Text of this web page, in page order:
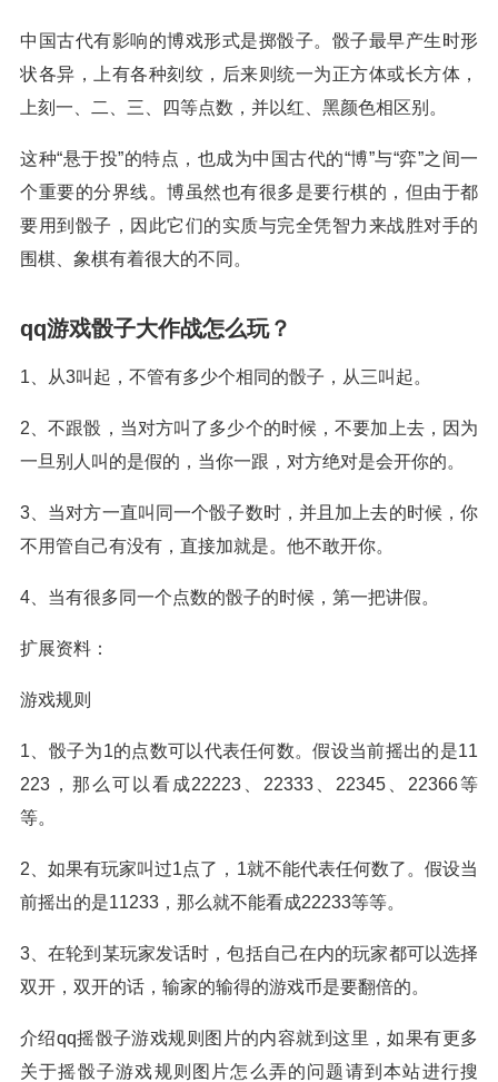
中国古代有影响的博戏形式是掷骰子。骰子最早产生时形
状各异，上有各种刻纹，后来则统一为正方体或长方体，
上刻一、二、三、四等点数，并以红、黑颜色相区别。
这种“悬于投”的特点，也成为中国古代的“博”与“弈”之间一
个重要的分界线。博虽然也有很多是要行棋的，但由于都
要用到骰子，因此它们的实质与完全凭智力来战胜对手的
围棋、象棋有着很大的不同。
qq游戏骰子大作战怎么玩？
1、从3叫起，不管有多少个相同的骰子，从三叫起。
2、不跟骰，当对方叫了多少个的时候，不要加上去，因为
一旦别人叫的是假的，当你一跟，对方绝对是会开你的。
3、当对方一直叫同一个骰子数时，并且加上去的时候，你
不用管自己有没有，直接加就是。他不敢开你。
4、当有很多同一个点数的骰子的时候，第一把讲假。
扩展资料：
游戏规则
1、骰子为1的点数可以代表任何数。假设当前摇出的是11
223，那么可以看成22223、22333、22345、22366等
等。
2、如果有玩家叫过1点了，1就不能代表任何数了。假设当
前摇出的是11233，那么就不能看成22233等等。
3、在轮到某玩家发话时，包括自己在内的玩家都可以选择
双开，双开的话，输家的输得的游戏币是要翻倍的。
介绍qq摇骰子游戏规则图片的内容就到这里，如果有更多
关于摇骰子游戏规则图片怎么弄的问题请到本站进行搜